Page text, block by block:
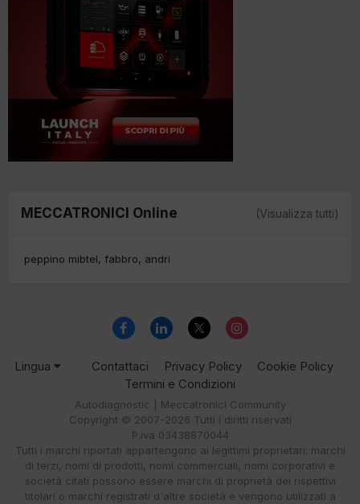
MECCATRONICI Online (Visualizza tutti)
peppino mibtel fabbro andri
Lingua Contattaci Privacy Policy
Cookie Policy
Termini e Condizioni
Autodiagnostic | Meccatronici Community
Copyright © 2007-2026 Tutti i diritti riservati
P.iva 03438870044
Tutti i marchi riportati appartengono ai legittimi proprietari; marchi
di terzi, nomi di prodotti, nomi commerciali, nomi corporativi e
società citati possono essere marchi di proprietà dei rispettivi
titolari o marchi registrati d'altre società e vengono utilizzati a